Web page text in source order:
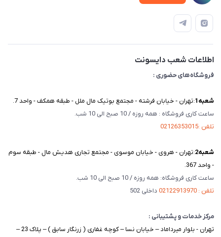
دفترچه راهنمای محصولات
درباره ما
تماس با ما
اطلاعات شعب دایسونت
فروشگاه‌های حضوری :
شعبه‌1 :تهران - خیابان فرشته - مجتمع بوتیک مال ملل - طبقه همکف - واحد 7.
ساعت کاری فروشگاه : همه روزه / 10 صبح الی 10 شب.
تلفن :02126353015
شعبه‌2 :تهران - هروی - خیابان موسوی - مجتمع تجاری هدیش مال - طبقه سوم
- واحد 367.
ساعت کاری فروشگاه: همه روزه / 10 صبح الی 10 شب.
تلفن : 02122913970
داخلی 502
مرکز خدمات و پشتیبانی :
تهران - بلوار میرداماد – خیابان نسا – کوچه غفاری ( زرنگار سابق ) – پلاک 23 –